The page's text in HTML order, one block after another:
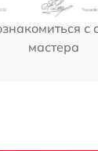
с
мастера